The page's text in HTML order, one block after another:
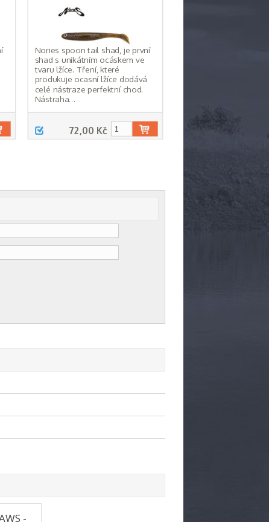
72,00 Kč
Nories spoon tail shad, je první
shad s unikátním ocáskem ve
tvaru lžíce. Tření, které
produkuje ocasní lžíce dodává
celé nástraze perfektní chod.
Nástraha…
-